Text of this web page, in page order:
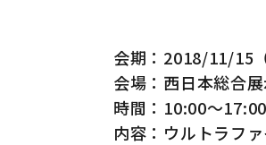
会期：2018/11/15
会場：西日本総合
時間：10:00～
内容：ウルトラフ